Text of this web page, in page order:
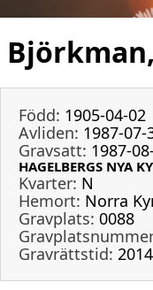
Född: 1905-04-02
Avliden: 1987-07-
Gravsatt: 1987-
HAGELBERGS NYA
Kvarter: N
Hemort: Norra
Gravplats: 0088
Gravrättstid: